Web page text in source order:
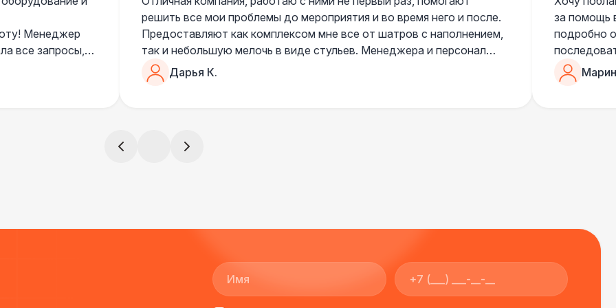
Менеджер
все запросы,
тревоги
решить все мои проблемы до мероприятия и во время него и после.
Предоставляют как комплексом мне все от шатров с наполнением,
так и небольшую мелочь в виде стульев. Менеджера и персонал
очень понимающий, честный всегда подскажут что лучше взять и
чем дополнить праздник. Очень люблю работать именно с ними,
Дарья К.
за помощь
подробно
Романом,
«Рука с